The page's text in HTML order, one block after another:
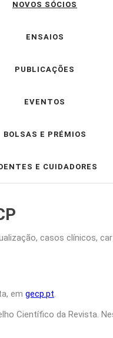
NOVOS SÓCIOS
ENSAIOS
PUBLICAÇÕES
EVENTOS
BOLSAS E PRÉMIOS
E CUIDADORES
casos clínicos,
em gecp.pt.
Científico da Revista.